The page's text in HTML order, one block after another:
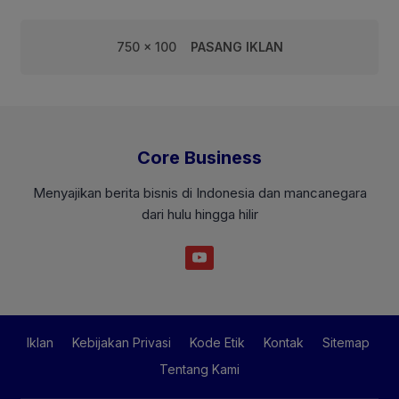
750 x 100 PASANG IKLAN
Core Business
Menyajikan berita bisnis di Indonesia dan mancanegara
dari hulu hingga hilir
Iklan Kebijakan Privasi Kode Etik Kontak
Sitemap
Tentang Kami